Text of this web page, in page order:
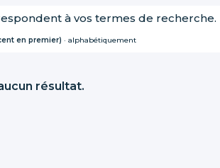
à vos termes de recherche.
en premier) · alphabétiquement
résultat.